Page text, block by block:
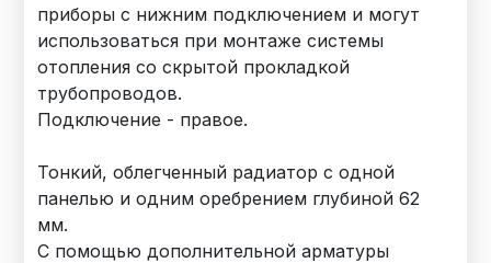
приборы с нижним подключением и могут
использоваться при монтаже системы
отопления со скрытой прокладкой
трубопроводов.
Подключение - правое.
Тонкий, облегченный радиатор с одной
панелью и одним оребрением глубиной 62
мм.
С помощью дополнительной арматуры